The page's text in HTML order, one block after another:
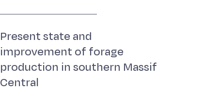
Present state and
improvement of forage
production in southern Massif
Central